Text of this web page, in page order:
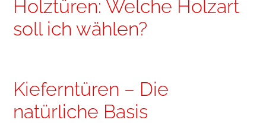
Holztüren: Welche Holzart
soll ich wählen?
Kieferntüren – Die
natürliche Basis